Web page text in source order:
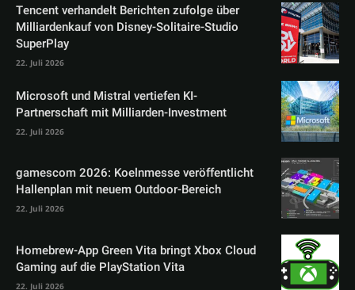
Tencent verhandelt Berichten zufolge über
Milliardenkauf von Disney-Solitaire-Studio
SuperPlay
22. Juli 2026
Microsoft und Mistral vertiefen KI-
Partnerschaft mit Milliarden-Investment
22. Juli 2026
gamescom 2026: Koelnmesse veröffentlicht
Hallenplan mit neuem Outdoor-Bereich
22. Juli 2026
Homebrew-App Green Vita bringt Xbox Cloud
Gaming auf die PlayStation Vita
22. Juli 2026